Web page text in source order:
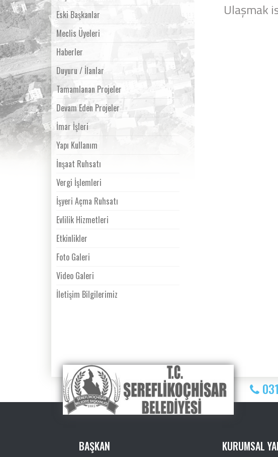
Eski Başkanlar
Meclis Üyeleri
Haberler
Duyuru / İlanlar
Tamamlanan Projeler
Devam Eden Projeler
İmar İşleri
Yapı Kullanım
İnşaat Ruhsatı
Vergi İşlemleri
İşyeri Açma Ruhsatı
Evlilik Hizmetleri
Etkinlikler
Foto Galeri
Video Galeri
İletişim Bilgilerimiz
Ulaşmak
BAŞKAN KURUMSAL